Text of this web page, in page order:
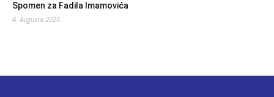
Spomen za Fadila Imamovića
4. Augusta 2026.